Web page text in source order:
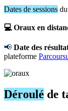
Dates de sessions
💻 Oraux en
📢 Date des
plateforme
Déroulé de